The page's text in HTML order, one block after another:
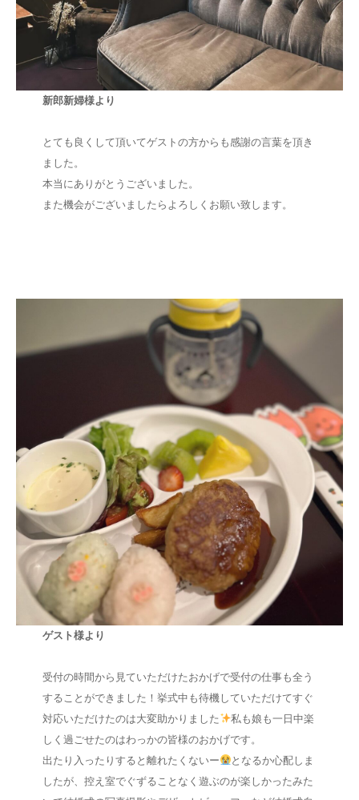
新郎新婦様より
とても良くして頂いてゲストの方からも感謝の言葉を頂き
ました。
本当にありがとうございました。
また機会がございましたらよろしくお願い致します。
ゲスト様より
受付の時間から見ていただけたおかげで受付の仕事も全う
することができました！挙式中も待機していただけてすぐ
対応いただけたのは大変助かりました
私も娘も一日中楽
しく過ごせたのはわっかの皆様のおかげです。
出たり入ったりすると離れたくないー
となるか心配しま
したが、控え室でぐずることなく遊ぶのが楽しかったみた